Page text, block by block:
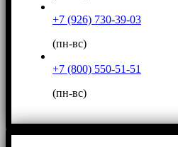
+7 (926) 730-39-03
(пн-вс)
+7 (800) 550-51-51
(пн-вс)